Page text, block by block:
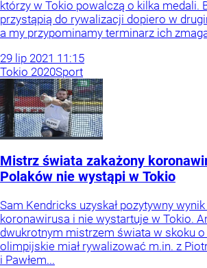
którzy w Tokio powalczą o kilka medali.
przystąpią do rywalizacji dopiero w
a my przypominamy terminarz ich
29 lip 2021 11:15
Tokio 2020Sport
Mistrz świata zakażony
Polaków nie wystąpi w Tokio
Sam Kendricks uzyskał pozytywny
koronawirusa i nie wystartuje w Tokio.
dwukrotnym mistrzem świata w skoku
olimpijskie miał rywalizować m.in. z
i Pawłem...